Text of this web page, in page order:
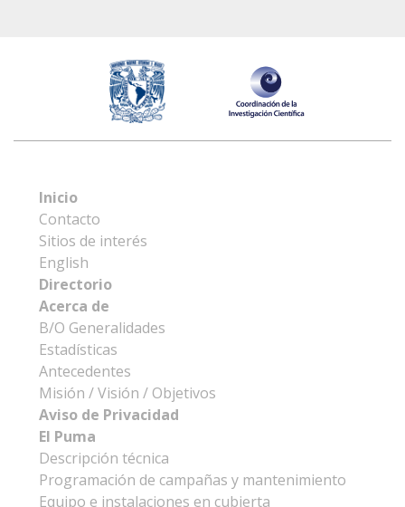
Inicio
Contacto
Sitios de interés
English
Directorio
Acerca de
B/O Generalidades
Estadísticas
Antecedentes
Misión / Visión / Objetivos
Aviso de Privacidad
El Puma
Descripción técnica
Programación de campañas y mantenimiento
Equipo e instalaciones en cubierta